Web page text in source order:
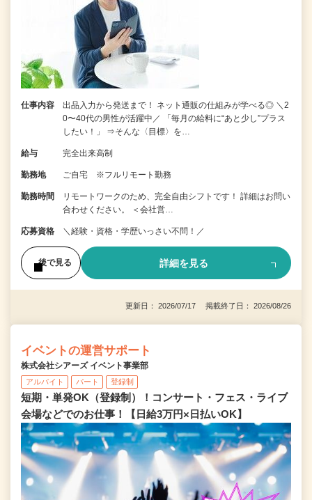
仕事内容
出品入力から発送まで！ ネット通販の仕組みが学べる◎ ＼2
0〜40代の男性が活躍中／ 「毎月の給料に“あと少し”プラス
したい！」 ⇒そんな〈目標〉を…
給与 完全出来高制
勤務地 ご自宅 ※フルリモート勤務
勤務時間
リモートワークのため、完全自由シフトです！ 詳細はお問い
合わせください。 ＜会社営…
応募資格 ＼経験・資格・学歴いっさい不問！／
後で見る 詳細を見る
更新日： 2026/07/17 掲載終了日： 2026/08/26
イベントの運営サポート
株式会社シアーズ イベント事業部
アルバイト パート 登録制
短期・単発OK（登録制）！コンサート・フェス・ライブ
会場などでのお仕事！【日給3万円×日払いOK】